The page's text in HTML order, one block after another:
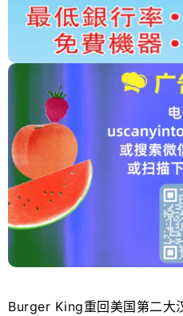
Burger King重回美国第二大